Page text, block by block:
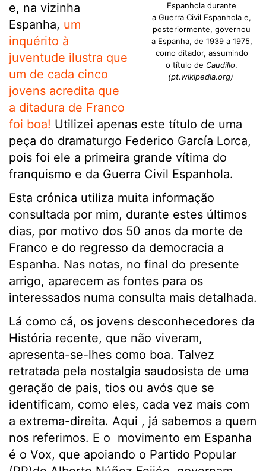
Espanhola durante
a Guerra Civil Espanhola e,
posteriormente, governou
a Espanha, de 1939 a 1975,
como ditador, assumindo
o título de Caudillo.
(pt.wikipedia.org)
e, na vizinha
Espanha, um
inquérito à
juventude ilustra que
um de cada cinco
jovens acredita que
a ditadura de Franco
foi boa! Utilizei apenas este título de uma
peça do dramaturgo Federico García Lorca,
pois foi ele a primeira grande vítima do
franquismo e da Guerra Civil Espanhola.
Esta crónica utiliza muita informação
consultada por mim, durante estes últimos
dias, por motivo dos 50 anos da morte de
Franco e do regresso da democracia a
Espanha. Nas notas, no final do presente
arrigo, aparecem as fontes para os
interessados numa consulta mais detalhada.
Lá como cá, os jovens desconhecedores da
História recente, que não viveram,
apresenta-se-lhes como boa. Talvez
retratada pela nostalgia saudosista de uma
geração de pais, tios ou avós que se
identificam, como eles, cada vez mais com
a extrema-direita. Aqui , já sabemos a quem
nos referimos. E o movimento em Espanha
é o Vox, que apoiando o Partido Popular